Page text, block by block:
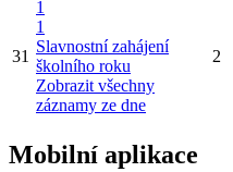
31
1
1
Slavnostní zahájení
školního roku
Zobrazit všechny
záznamy ze dne
2
Mobilní aplikace